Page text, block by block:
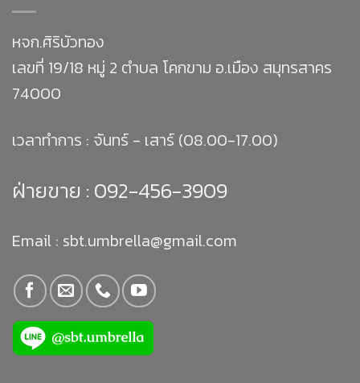
หจก.ศิริบัวทอง
เลขที่ 19/18 หมู่ 2 ตำบล โคกขาม อ.เมือง สมุทรสาคร
74000
เวลาทำการ : จันทร์ - เสาร์ (08.00-17.00)
ฝ่ายขาย : 092-456-3909
Email : sbt.umbrella@gmail.com